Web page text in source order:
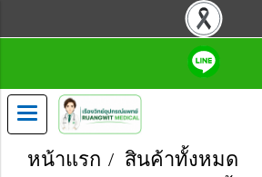
หน้าแรก
สินค้าทั้งหมด